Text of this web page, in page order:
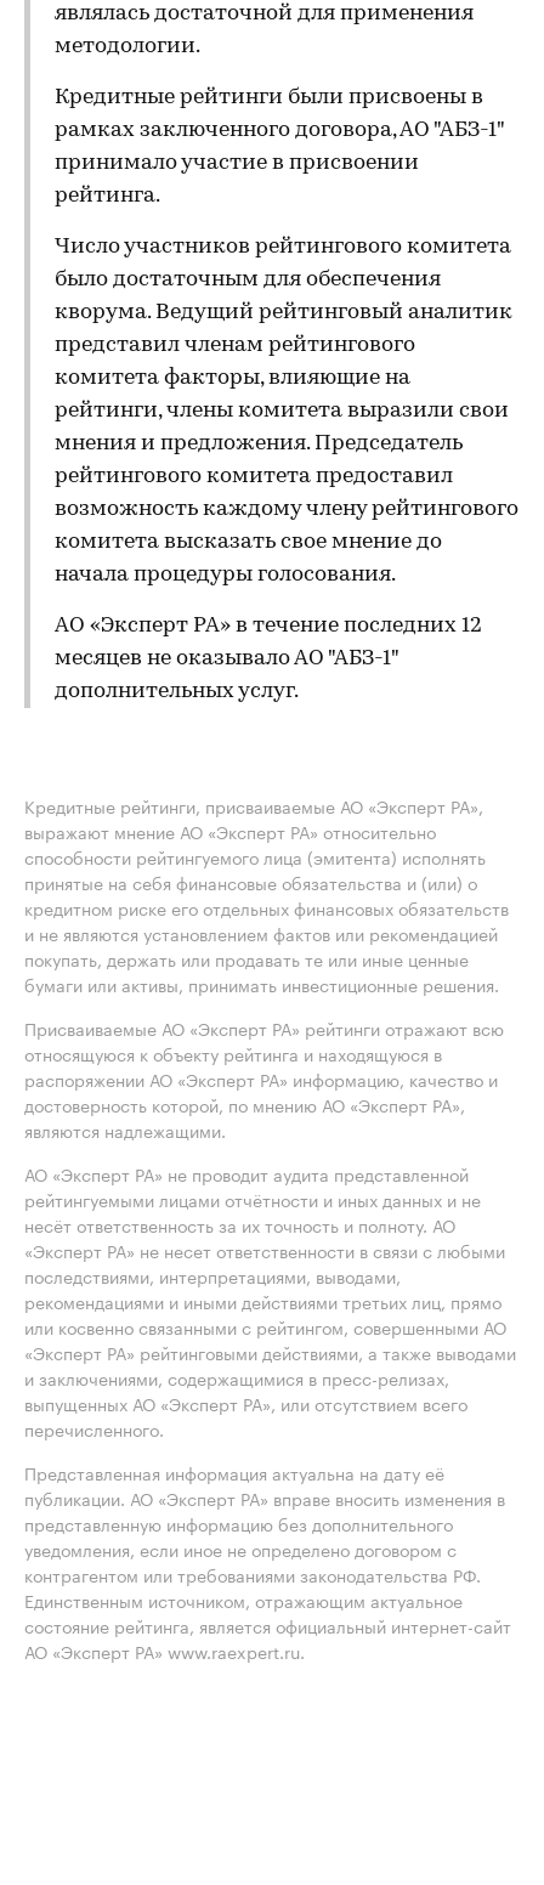
являлась достаточной для применения
методологии.
Кредитные рейтинги были присвоены в
рамках заключенного договора, АО "АБЗ-1"
принимало участие в присвоении
рейтинга.
Число участников рейтингового комитета
было достаточным для обеспечения
кворума. Ведущий рейтинговый аналитик
представил членам рейтингового
комитета факторы, влияющие на
рейтинги, члены комитета выразили свои
мнения и предложения. Председатель
рейтингового комитета предоставил
возможность каждому члену рейтингового
комитета высказать свое мнение до
начала процедуры голосования.
АО «Эксперт РА» в течение последних 12
месяцев не оказывало АО "АБЗ-1"
дополнительных услуг.
Кредитные рейтинги, присваиваемые АО «Эксперт РА»,
выражают мнение АО «Эксперт РА» относительно
способности рейтингуемого лица (эмитента) исполнять
принятые на себя финансовые обязательства и (или) о
кредитном риске его отдельных финансовых обязательств
и не являются установлением фактов или рекомендацией
покупать, держать или продавать те или иные ценные
бумаги или активы, принимать инвестиционные решения.
Присваиваемые АО «Эксперт РА» рейтинги отражают всю
относящуюся к объекту рейтинга и находящуюся в
распоряжении АО «Эксперт РА» информацию, качество и
достоверность которой, по мнению АО «Эксперт РА»,
являются надлежащими.
АО «Эксперт РА» не проводит аудита представленной
рейтингуемыми лицами отчётности и иных данных и не
несёт ответственность за их точность и полноту. АО
«Эксперт РА» не несет ответственности в связи с любыми
последствиями, интерпретациями, выводами,
рекомендациями и иными действиями третьих лиц, прямо
или косвенно связанными с рейтингом, совершенными АО
«Эксперт РА» рейтинговыми действиями, а также выводами
и заключениями, содержащимися в пресс-релизах,
выпущенных АО «Эксперт РА», или отсутствием всего
перечисленного.
Представленная информация актуальна на дату её
публикации. АО «Эксперт РА» вправе вносить изменения в
представленную информацию без дополнительного
уведомления, если иное не определено договором с
контрагентом или требованиями законодательства РФ.
Единственным источником, отражающим актуальное
состояние рейтинга, является официальный интернет-сайт
АО «Эксперт РА» www.raexpert.ru.